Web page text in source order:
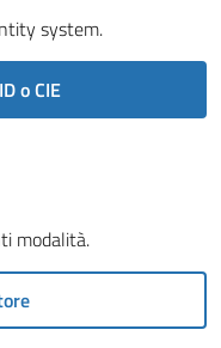
system.
o CIE
modalità.